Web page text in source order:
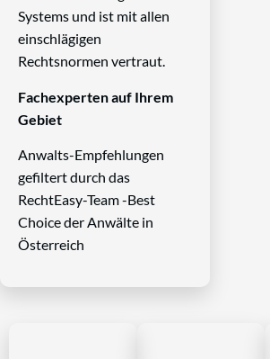
Systems und ist mit allen
einschlägigen
Rechtsnormen vertraut.
Fachexperten auf Ihrem
Gebiet
Anwalts-Empfehlungen
gefiltert durch das
RechtEasy-Team -Best
Choice der Anwälte in
Österreich